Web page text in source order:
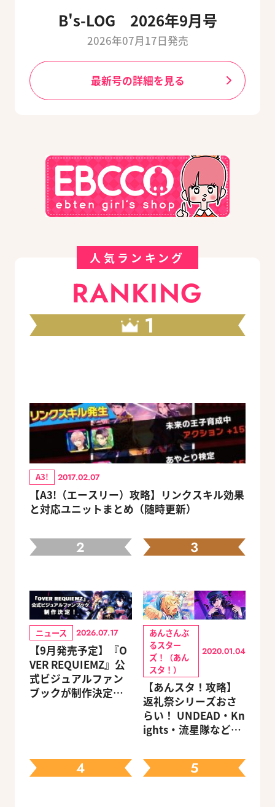
B's-LOG 2026年9月号
2026年07月17日発売
最新号の詳細を見る
人気ランキング
RANKING
1
A3! 2017.02.07
【A3!（エースリー）攻略】リンクスキル効果
と対応ユニットまとめ（随時更新）
2
ニュース 2026.07.17
【9月発売予定】『O
VER REQUIEMZ』公
式ビジュアルファン
ブックが制作決定！
3
あんさんぶ
るスター
ズ！（あん
スタ！）
2020.01.04
【あんスタ！攻略】
返礼祭シリーズおさ
らい！ UNDEAD・Kn
ights・流星隊など、
ェック
4 5